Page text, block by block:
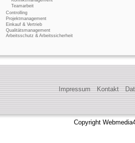
Teamarbeit
Controlling
Projektmanagement
Einkauf & Vertrieb
Qualitätsmanagement
Arbeitsschutz & Arbeitssicherheit
Impressum Kontakt
Copyright